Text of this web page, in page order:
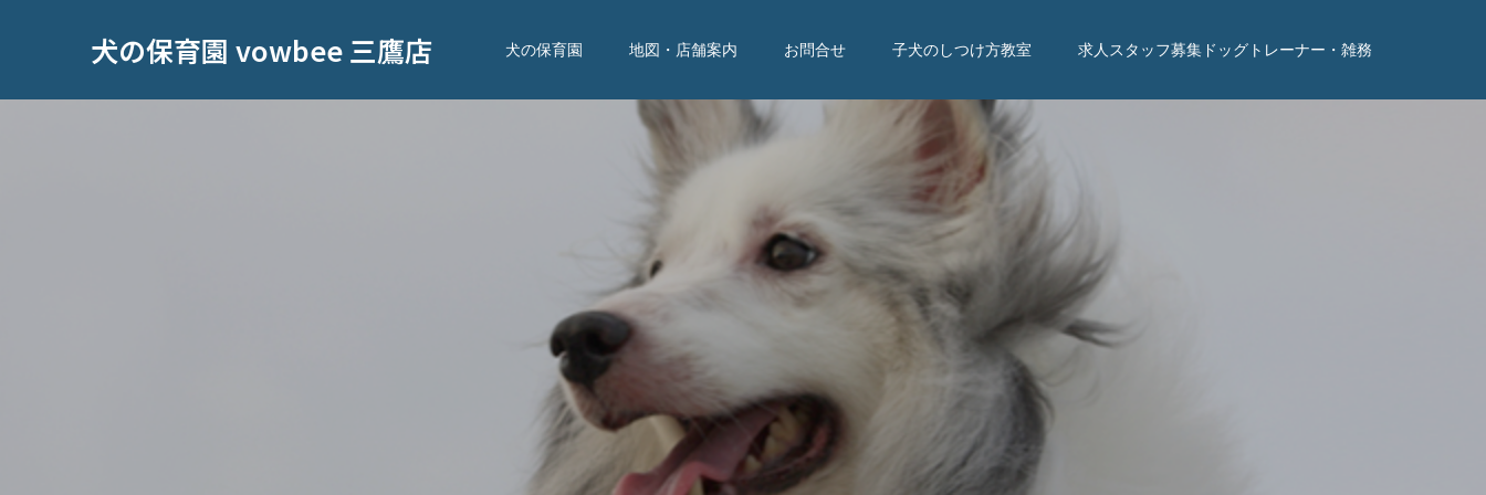
犬の保育園 vowbee 三鷹店 犬の保育園 地図・店舗案内 お問合せ 子犬のしつけ方教室 求人スタッフ募集ドッグトレーナー・雑務